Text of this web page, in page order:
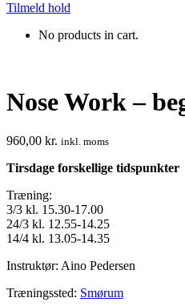
Tilmeld hold
No products in cart.
Nose Work –
960,00 kr. inkl. moms
Tirsdage forskellige tidspunkter
Træning:
3/3 kl. 15.30-17.00
24/3 kl. 12.55-14.25
14/4 kl. 13.05-14.35
Instruktør: Aino Pedersen
Træningssted: Smørum